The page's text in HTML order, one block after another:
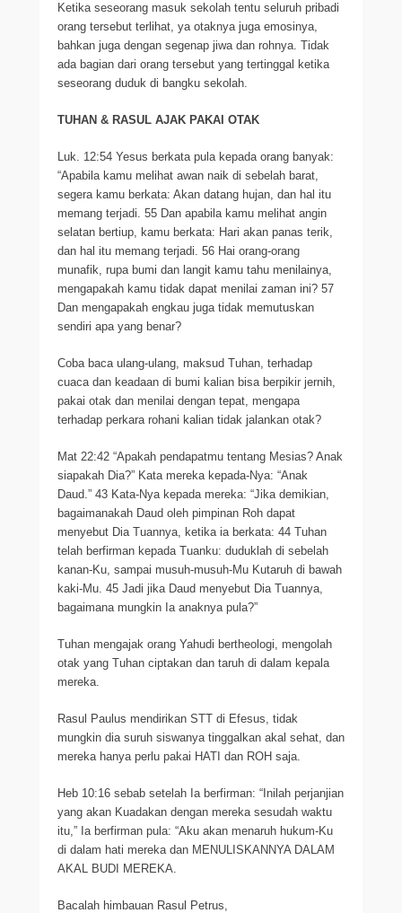
Ketika seseorang masuk sekolah tentu seluruh pribadi
orang tersebut terlihat, ya otaknya juga emosinya,
bahkan juga dengan segenap jiwa dan rohnya. Tidak
ada bagian dari orang tersebut yang tertinggal ketika
seseorang duduk di bangku sekolah.
TUHAN & RASUL AJAK PAKAI OTAK
Luk. 12:54 Yesus berkata pula kepada orang banyak:
“Apabila kamu melihat awan naik di sebelah barat,
segera kamu berkata: Akan datang hujan, dan hal itu
memang terjadi. 55 Dan apabila kamu melihat angin
selatan bertiup, kamu berkata: Hari akan panas terik,
dan hal itu memang terjadi. 56 Hai orang-orang
munafik, rupa bumi dan langit kamu tahu menilainya,
mengapakah kamu tidak dapat menilai zaman ini? 57
Dan mengapakah engkau juga tidak memutuskan
sendiri apa yang benar?
Coba baca ulang-ulang, maksud Tuhan, terhadap
cuaca dan keadaan di bumi kalian bisa berpikir jernih,
pakai otak dan menilai dengan tepat, mengapa
terhadap perkara rohani kalian tidak jalankan otak?
Mat 22:42 “Apakah pendapatmu tentang Mesias? Anak
siapakah Dia?” Kata mereka kepada-Nya: “Anak
Daud.” 43 Kata-Nya kepada mereka: “Jika demikian,
bagaimanakah Daud oleh pimpinan Roh dapat
menyebut Dia Tuannya, ketika ia berkata: 44 Tuhan
telah berfirman kepada Tuanku: duduklah di sebelah
kanan-Ku, sampai musuh-musuh-Mu Kutaruh di bawah
kaki-Mu. 45 Jadi jika Daud menyebut Dia Tuannya,
bagaimana mungkin Ia anaknya pula?”
Tuhan mengajak orang Yahudi bertheologi, mengolah
otak yang Tuhan ciptakan dan taruh di dalam kepala
mereka.
Rasul Paulus mendirikan STT di Efesus, tidak
mungkin dia suruh siswanya tinggalkan akal sehat, dan
mereka hanya perlu pakai HATI dan ROH saja.
Heb 10:16 sebab setelah Ia berfirman: “Inilah perjanjian
yang akan Kuadakan dengan mereka sesudah waktu
itu,” Ia berfirman pula: “Aku akan menaruh hukum-Ku
di dalam hati mereka dan MENULISKANNYA DALAM
AKAL BUDI MEREKA.
Bacalah himbauan Rasul Petrus,